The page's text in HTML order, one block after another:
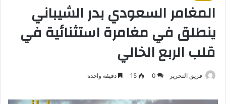
المغامر السعودي بدر الشيباني
ينطلق في مغامرة استثنائية في
قلب الربع الخالي
فريق التحرير 0
15 دقيقة واحدة